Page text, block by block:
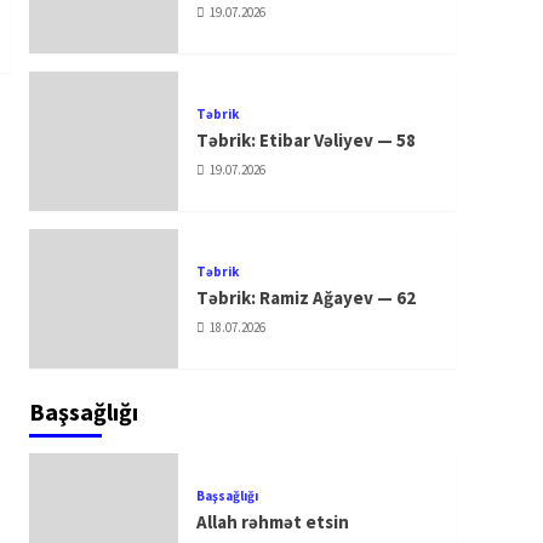
19.07.2026
Təbrik
Təbrik: Etibar Vəliyev — 58
19.07.2026
Təbrik
Təbrik: Ramiz Ağayev — 62
18.07.2026
Başsağlığı
Başsağlığı
Allah rəhmət etsin